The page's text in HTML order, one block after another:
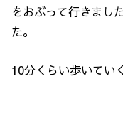
をおぶって行きまし
た。
10分くらい歩いてい